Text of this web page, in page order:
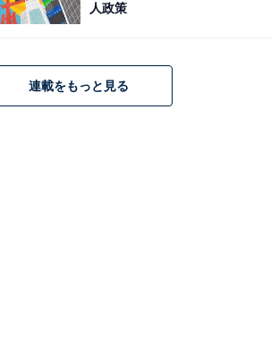
人政策
連載をもっと見る